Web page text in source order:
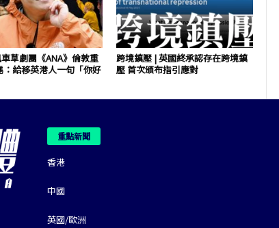
草劇團《ANA》倫敦重
：給移英港人一句「你好
跨境鎮壓 | 英國終承認存在跨境鎮
壓 首次頒布指引應對
重點新聞
香港
中國
英國/歐洲